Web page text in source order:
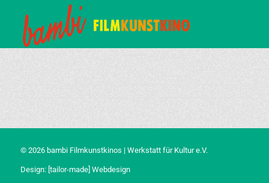
© 2026 bambi Filmkunstkinos | Werkstatt für Kultur e.V.
Design: [tailor-made] Webdesign